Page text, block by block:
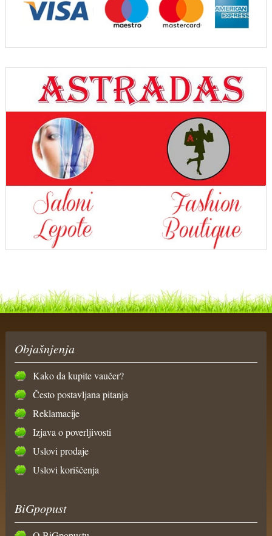
Objašnjenja
Kako da kupite vaučer?
Često postavljana pitanja
Reklamacije
Izjava o poverljivosti
Uslovi prodaje
Uslovi koriščenja
BiGpopust